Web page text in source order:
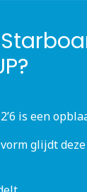
is een
glijdt